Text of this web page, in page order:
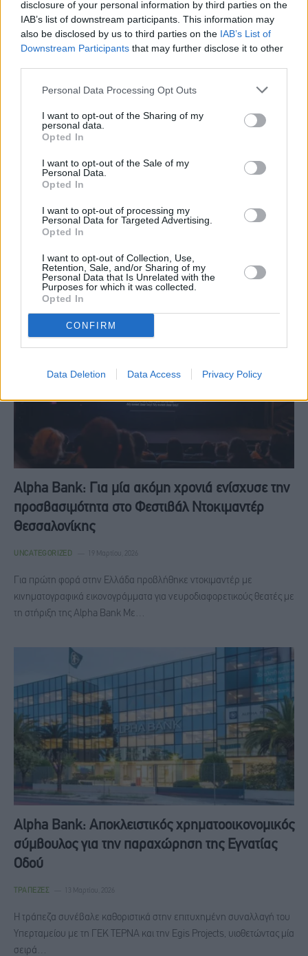
disclosure of your personal information by third parties on the
IAB’s list of downstream participants. This information may
also be disclosed by us to third parties on the IAB’s List of
Downstream Participants that may further disclose it to other
Personal Data Processing Opt Outs
I want to opt-out of the Sharing of my
personal data.
Opted In
I want to opt-out of the Sale of my
Personal Data.
Opted In
I want to opt-out of processing my
Personal Data for Targeted Advertising.
Opted In
I want to opt-out of Collection, Use,
Retention, Sale, and/or Sharing of my
Personal Data that Is Unrelated with the
Purposes for which it was collected.
Opted In
CONFIRM
Data Deletion Data Access Privacy Policy
Alpha Bank: Απέκτησε 2,875 εκατ. ίδιες μετοχές
έναντι 9,32 εκατ. ευρώ
ΤΡΆΠΕΖΕΣ 24 Μαρτίου, 2026
κατά το διάστημα από 16 έως 20 Μαρτίου, με μέση τιμή
κτήσης 3,243 ευρώ ανά μετοχή…
Alpha Bank: Για μία ακόμη χρονιά ενίσχυσε την
προσβασιμότητα στο Φεστιβάλ Ντοκιμαντέρ
Θεσσαλονίκης
UNCATEGORIZED 19 Μαρτίου, 2026
Για πρώτη φορά στην Ελλάδα προβλήθηκε ντοκιμαντέρ με
κινηματογραφικά εικονογράμματα για νευροδιαφορετικούς θεατές με
τη στήριξη της Alpha Bank Με…
Alpha Bank: Αποκλειστικός χρηματοοικονομικός
σύμβουλος για την παραχώρηση της Εγνατίας
Οδού
ΤΡΆΠΕΖΕΣ 13 Μαρτίου, 2026
Η τράπεζα συνέβαλε καθοριστικά στην επιτυχημένη συναλλαγή του
Υπερταμείου με τη ΓΕΚ ΤΕΡΝΑ και την Egis Projects, υιοθετώντας μία
σειρά…